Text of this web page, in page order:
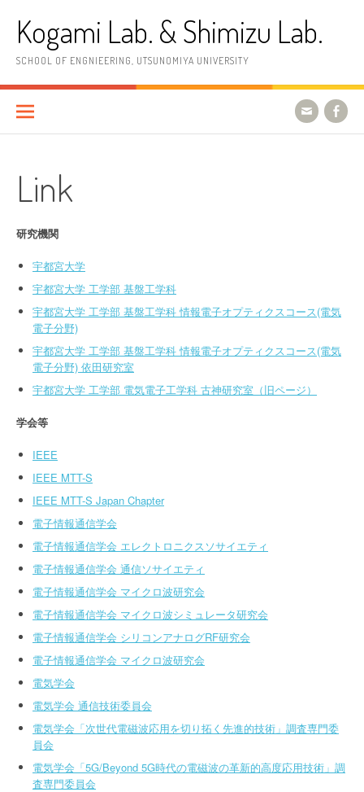
へ
ッ
Kogami Lab. & Shimizu Lab.
SCHOOL OF ENGNIEERING, UTSUNOMIYA UNIVERSITY
Link
研究機関
宇都宮大学
宇都宮大学 工学部 基盤工学科
宇都宮大学 工学部 基盤工学科 情報電子オプティクスコース(電気
電子分野)
宇都宮大学 工学部 基盤工学科 情報電子オプティクスコース(電気
電子分野) 依田研究室
宇都宮大学 工学部 電気電子工学科 古神研究室（旧ページ）
学会等
IEEE
IEEE MTT-S
IEEE MTT-S Japan Chapter
電子情報通信学会
電子情報通信学会 エレクトロニクスソサイエティ
電子情報通信学会 通信ソサイエティ
電子情報通信学会 マイクロ波研究会
電子情報通信学会 マイクロ波シミュレータ研究会
電子情報通信学会 シリコンアナログRF研究会
電子情報通信学会 マイクロ波研究会
電気学会
電気学会 通信技術委員会
電気学会「次世代電磁波応用を切り拓く先進的技術」調査専門委
員会
電気学会「5G/Beyond 5G時代の電磁波の革新的高度応用技術」調
査専門委員会